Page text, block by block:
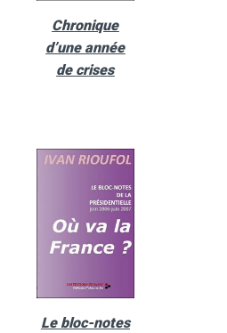
Chronique
d’une année
de crises
Le bloc-notes